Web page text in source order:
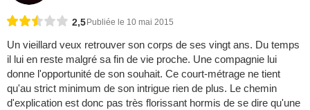
2,5Publiée le 10 mai 2015
Un vieillard veux retrouver son corps de ses vingt ans. Du temps
il lui en reste malgré sa fin de vie proche. Une compagnie lui
donne l'opportunité de son souhait. Ce court-métrage ne tient
qu'au strict minimum de son intrigue rien de plus. Le chemin
d'explication est donc pas très florissant hormis de se dire qu'une